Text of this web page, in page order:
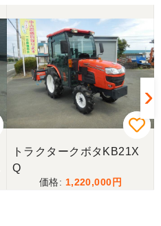
トラクタークボタKB21X
Q
1,220,000